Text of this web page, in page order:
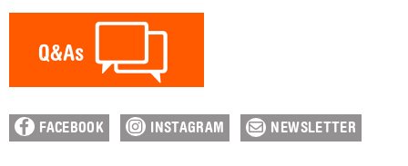
FACEBOOK INSTAGRAM NEWSLETTER